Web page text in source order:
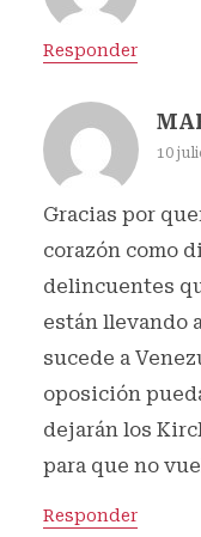
Responder
10
Gracias por
corazón como
delincuentes
están llevando
sucede a
oposición
dejarán los
para que no
Responder